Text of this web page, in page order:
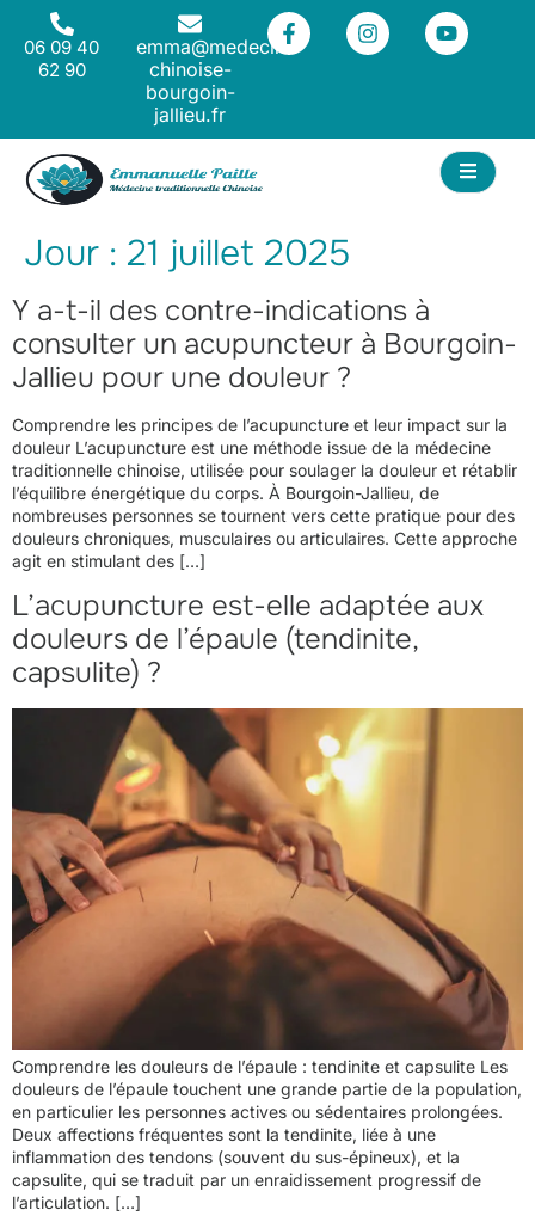
06 09 40
62 90
emma@medecine-
chinoise-
bourgoin-
jallieu.fr
Jour : 21 juillet 2025
Y a-t-il des contre-indications à
consulter un acupuncteur à Bourgoin-
Jallieu pour une douleur ?
Comprendre les principes de l’acupuncture et leur impact sur la
douleur L’acupuncture est une méthode issue de la médecine
traditionnelle chinoise, utilisée pour soulager la douleur et rétablir
l’équilibre énergétique du corps. À Bourgoin-Jallieu, de
nombreuses personnes se tournent vers cette pratique pour des
douleurs chroniques, musculaires ou articulaires. Cette approche
agit en stimulant des […]
L’acupuncture est-elle adaptée aux
douleurs de l’épaule (tendinite,
capsulite) ?
Comprendre les douleurs de l’épaule : tendinite et capsulite Les
douleurs de l’épaule touchent une grande partie de la population,
en particulier les personnes actives ou sédentaires prolongées.
Deux affections fréquentes sont la tendinite, liée à une
inflammation des tendons (souvent du sus-épineux), et la
capsulite, qui se traduit par un enraidissement progressif de
l’articulation. […]